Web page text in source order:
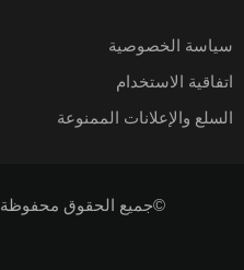
سياسة الخصوصية
اتفاقية الاستخدام
السلع والإعلانات الممنوعة
©جميع الحقوق محفوظة 2025 لـ يوسوق | Usooq